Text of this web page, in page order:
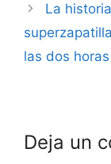
La
las dos
Deja un